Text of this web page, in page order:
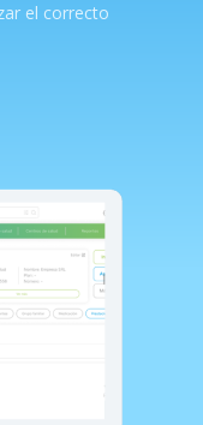
el correcto